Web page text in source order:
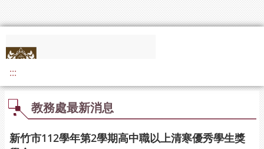
:::
教務處最新消息
新竹市112學年第2學期高中職以上清寒優秀學生獎